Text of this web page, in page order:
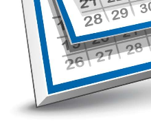
fi tropicală. Cerul va fi mai
slab și moderat.
Joi, cu excepția zonei de
indicele temperatură-
pragul critic de 80 de
se vor încadra între 33 și
litoral, unde vor fi 30 de